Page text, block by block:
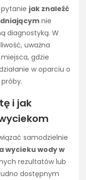
jak znaleźć
nie
diagnostyką. W
uważna
gdzie
w oparciu o
i jak
samodzielnie
wycieku wody w
rezultatów lub
dostępnym